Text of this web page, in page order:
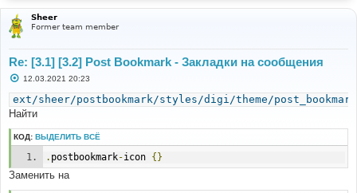
Sheer
Former team member
Re: [3.1] [3.2] Post Bookmark - Закладки на сообщения
С
о
б
щ
н
и
12.03.2021 20:23
ext/sheer/postbookmark/styles/digi/theme/
Найти
КОД: ВЫДЕЛИТЬ ВСЁ
. postbookmark-icon {}
Заменить на